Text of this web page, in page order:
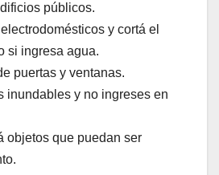
públicos.
y cortá el
si ingresa agua.
puertas y ventanas.
inundables y no ingreses en
objetos que puedan ser